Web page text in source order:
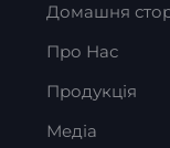
Домашня
Про Нас
Продукція
Медіа